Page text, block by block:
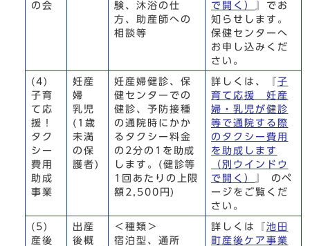
の会
験、沐浴の仕
方、助産師への
相談等
で開く）
』でお
知らせします。
保健センターへ
お申し込みくだ
さい。
(4)
子育
て応
援！
タク
シー
費用
助成
事業
妊産
婦
乳児
(1歳
未満
の保
護者)
妊産婦健診、保
健センターでの
健診、予防接種
の通院時にかか
るタクシー料金
の2分の1を助成
します。(健診等
1回あたりの上限
額2,500円)
詳しくは、『 子
育て応援 妊産
婦・乳児が健診
等で通院する際
のタクシー費用
を助成します
（別ウインドウ
で開く）
』 のペ
ージをご覧くだ
さい。
(5)
産後
出産
後概
＜種類＞
宿泊型、通所
詳しくは『 池田
町産後ケア事業